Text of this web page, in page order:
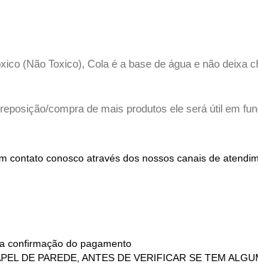
(Não Toxico), Cola é a base de água e não deixa
compra de mais produtos ele será útil em
contato conosco através dos nossos canais de
confirmação do pagamento
DE PAREDE, ANTES DE VERIFICAR SE TEM